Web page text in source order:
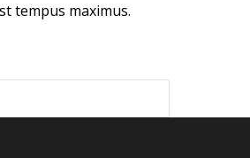
tempus maximus.